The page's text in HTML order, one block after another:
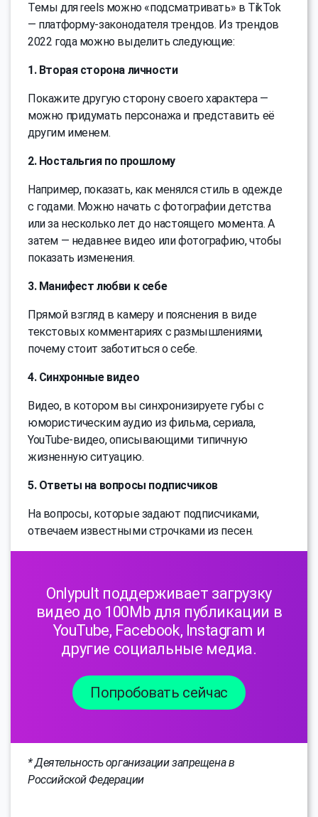
Темы для reels можно «подсматривать» в TikTok
— платформу-законодателя трендов. Из трендов
2022 года можно выделить следующие:
1. Вторая сторона личности
Покажите другую сторону своего характера —
можно придумать персонажа и представить её
другим именем.
2. Ностальгия по прошлому
Например, показать, как менялся стиль в одежде
с годами. Можно начать с фотографии детства
или за несколько лет до настоящего момента. А
затем — недавнее видео или фотографию, чтобы
показать изменения.
3. Манифест любви к себе
Прямой взгляд в камеру и пояснения в виде
текстовых комментариях с размышлениями,
почему стоит заботиться о себе.
4. Синхронные видео
Видео, в котором вы синхронизируете губы с
юмористическим аудио из фильма, сериала,
YouTube-видео, описывающими типичную
жизненную ситуацию.
5. Ответы на вопросы подписчиков
На вопросы, которые задают подписчиками,
отвечаем известными строчками из песен.
Onlypult поддерживает загрузку
видео до 100Mb для публикации в
YouTube, Facebook, Instagram и
другие социальные медиа.
Попробовать сейчас
* Деятельность организации запрещена в
Российской Федерации